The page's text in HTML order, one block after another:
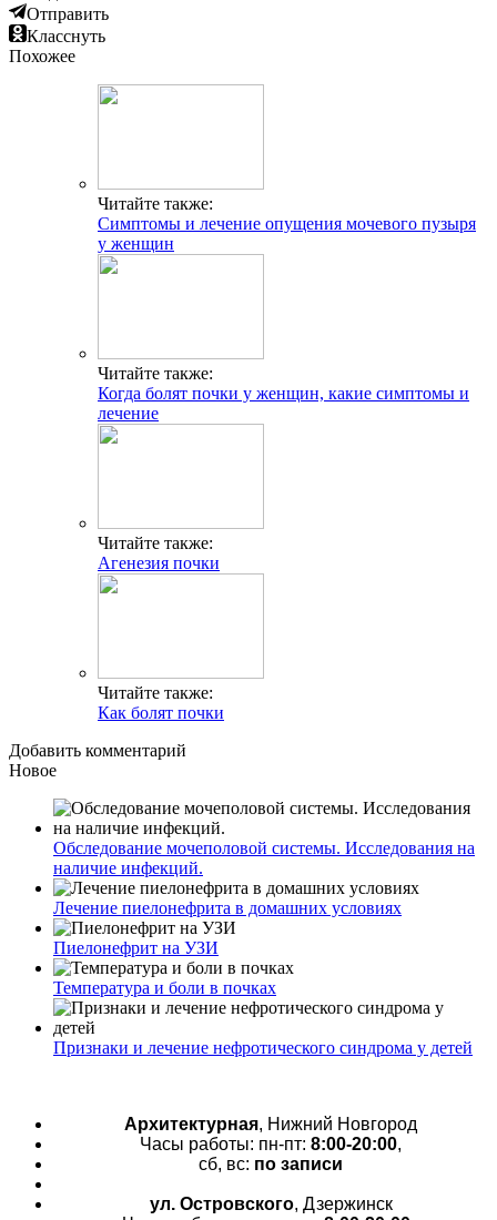
Отправить
Класснуть
Похожее
Читайте также:
Симптомы и лечение опущения мочевого пузыря
у женщин
Читайте также:
Когда болят почки у женщин, какие симптомы и
лечение
Читайте также:
Агенезия почки
Читайте также:
Как болят почки
Добавить комментарий
Новое
Обследование мочеполовой системы. Исследования на
наличие инфекций.
Лечение пиелонефрита в домашних условиях
Пиелонефрит на УЗИ
Температура и боли в почках
Признаки и лечение нефротического синдрома у детей
Архитектурная, Нижний Новгород
Часы работы: пн-пт: 8:00-20:00,
сб, вс: по записи
ул. Островского, Дзержинск